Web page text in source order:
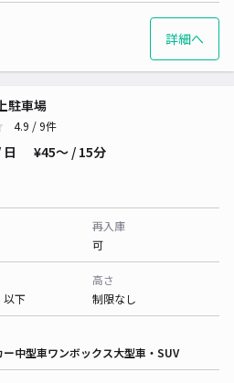
詳細へ
駐車場
4.9 / 9件
日 ¥45〜 / 15分
再入庫
可
以下
高さ
制限なし
ー中型車ワンボックス大型車・SUV